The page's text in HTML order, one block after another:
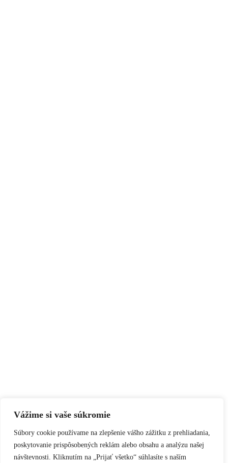
Vážime si vaše súkromie
Súbory cookie používame na zlepšenie vášho zážitku z prehliadania,
poskytovanie prispôsobených reklám alebo obsahu a analýzu našej
návštevnosti. Kliknutím na „Prijať všetko“ súhlasíte s naším